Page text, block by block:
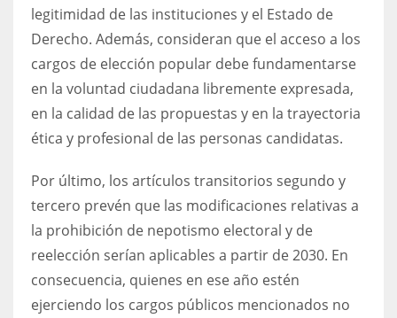
legitimidad de las instituciones y el Estado de
Derecho. Además, consideran que el acceso a los
cargos de elección popular debe fundamentarse
en la voluntad ciudadana libremente expresada,
en la calidad de las propuestas y en la trayectoria
ética y profesional de las personas candidatas.
Por último, los artículos transitorios segundo y
tercero prevén que las modificaciones relativas a
la prohibición de nepotismo electoral y de
reelección serían aplicables a partir de 2030. En
consecuencia, quienes en ese año estén
ejerciendo los cargos públicos mencionados no